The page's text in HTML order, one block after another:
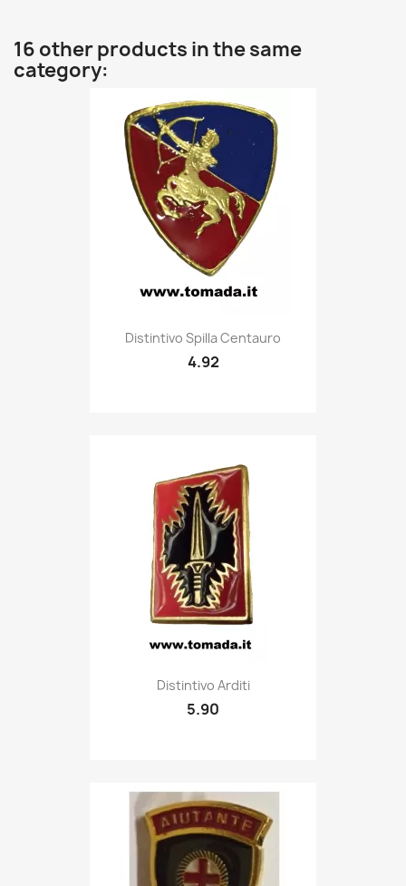
16 other products in the same
category:
Quick view
Distintivo Spilla Centauro
4.92
Quick view
Distintivo Arditi
5.90